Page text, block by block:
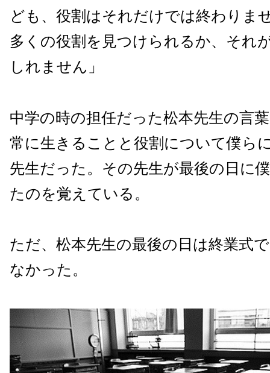
ども、役割はそれだけでは終わりま
多くの役割を見つけられるか、それ
しれません」
中学の時の担任だった松本先生の言
常に生きることと役割について僕ら
先生だった。その先生が最後の日に
たのを覚えている。
ただ、松本先生の最後の日は終業式
なかった。